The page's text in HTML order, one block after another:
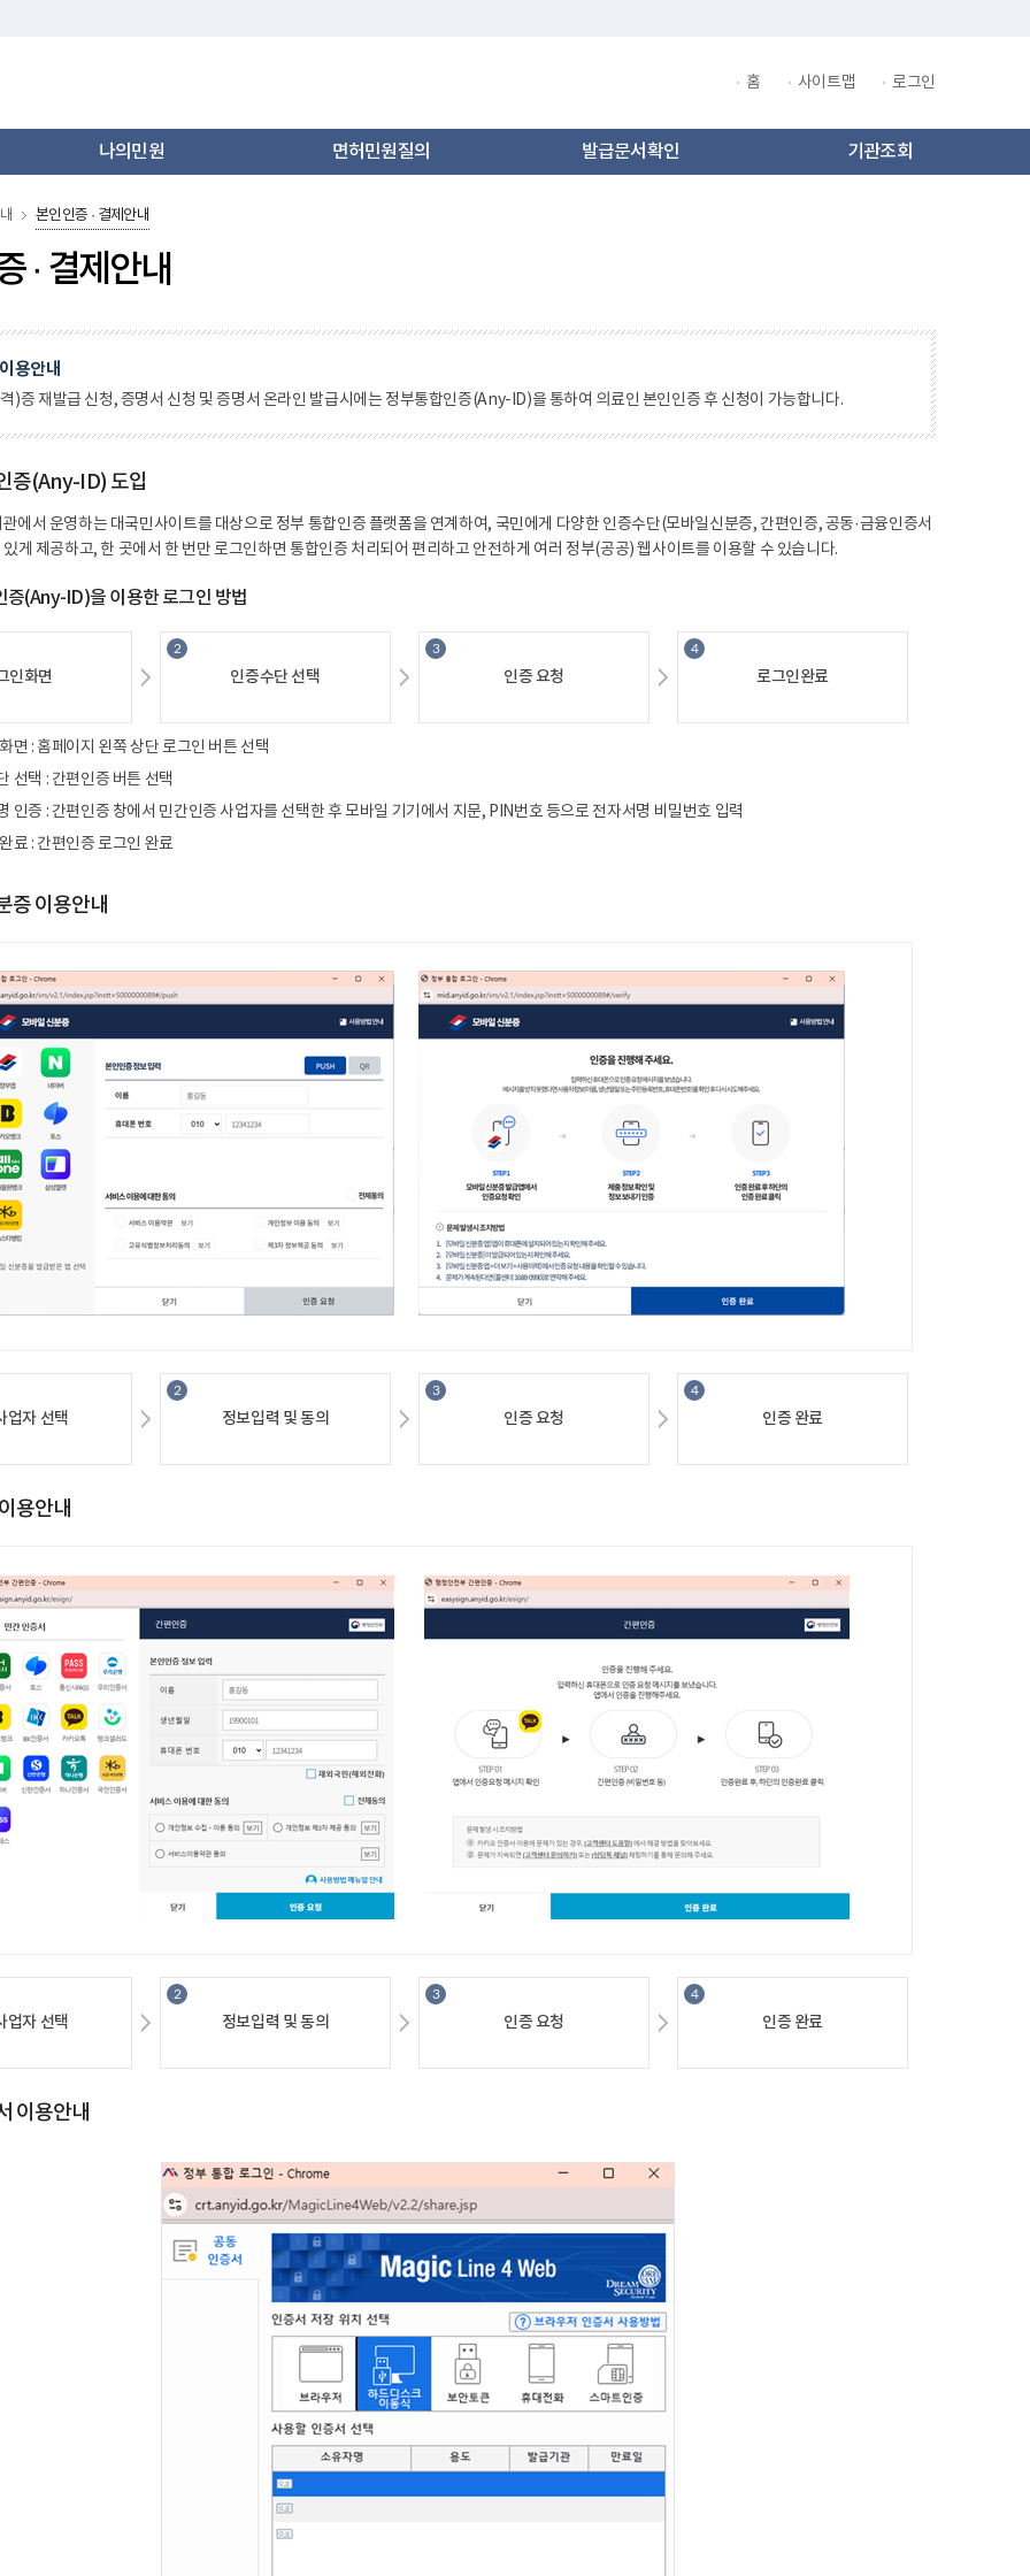
홈 사이트맵 로그인
나의민원 ​면허민원질의 ​발급문서확인 기관조회
본인인증·결제안내
·결제안내
용안내
)증재발급신청,증명서신청및증명서온라인발급시에는정부통합인증(Any-ID)을통하여의료인본인인증후신청이가능합니다.
증(Any-ID)도입
에서운영하는대국민사이트를대상으로정부통합인증플랫폼을연계하여,국민에게다양한인증수단(모바일신분증,간편인증,공동·금융인증서
게제공하고,한곳에서한번만로그인하면통합인증처리되어편리하고안전하게여러정부(공공)웹사이트를이용할수있습니다.
증(Any-ID)을이용한로그인방법
인화면 인증수단선택 인증요청 로그인완료
면:홈페이지왼쪽상단로그인버튼선택
선택:간편인증버튼선택
인증:간편인증창에서민간인증사업자를선택한후모바일기기에서지문,PIN번호등으로전자서명비밀번호입력
료:간편인증로그인완료
증이용안내
업자선택 정보입력및동의 인증요청 인증완료
용안내
업자선택 정보입력및동의 인증요청 인증완료
이용안내